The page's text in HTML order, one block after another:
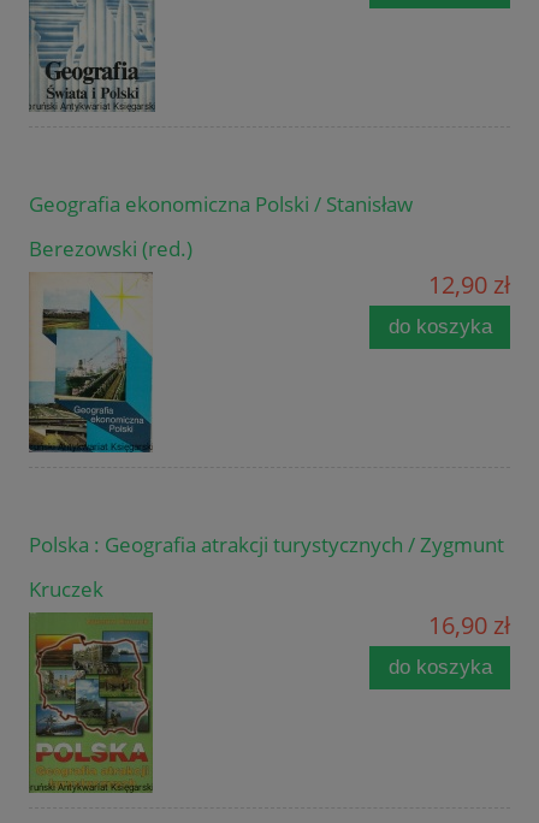
Geografia ekonomiczna Polski / Stanisław
Berezowski (red.)
12,90 zł
do koszyka
Polska : Geografia atrakcji turystycznych / Zygmunt
Kruczek
16,90 zł
do koszyka